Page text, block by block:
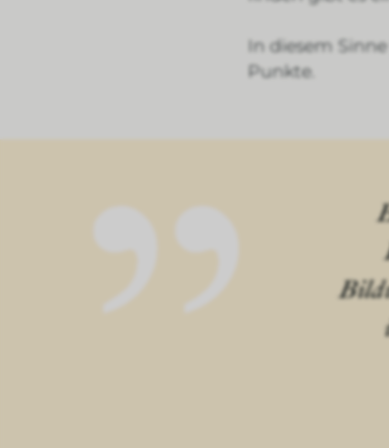
In diesem
Punkte.